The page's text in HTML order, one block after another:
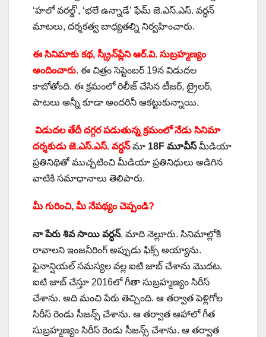
‘హలో వరల్డ్’, ‘భలే ఉన్నాడే’ ఫేమ్ జె.ఎస్.ఎస్. వర్ధన్
మాటలు, దర్శకత్వ బాధ్యతల్ని నిర్వహించారు.
ఈ సినిమాకు కథ, స్క్రీన్‌ప్లేని ఆర్.వి. సుబ్రహ్మణ్యం
అందించారు. ఈ చిత్రం సెప్టెంబర్ 19న విడుదల
కాబోతోంది. ఈ క్రమంలో రిలీజ్ చేసిన టీజర్, ట్రైలర్,
పాటలు అన్నీ కూడా అందరినీ ఆకట్టుకున్నాయి.
విడుదల తేదీ దగ్గర పడుతున్న క్రమంలో నేడు సినిమా
దర్శకుడు జె.ఎస్.ఎస్. వర్ధన్మా 18F మూవీస్మీడియా
ప్రతినిథితో ముచ్చటించి మీడియా ప్రతినిధులు అడిగిన
వాటికి సమాధానాలు తెలిపారు.
మీ గురించి, మీ నేపథ్యం చెప్పండి?
నా పేరు శివ సాయి వర్ధన్. మాది నెల్లూరు. సినిమాల్లోకి
రావాలని ఇంజనీరింగ్ అప్పుడు ఫిక్స్ అయ్యాను.
ఫైనాన్షియల్ సమస్యల వల్ల ఐటి జాబ్ చేశాను మొదట.
ఐటి జాబ్ చేస్తూ 2016లో గీతా సుబ్రహ్మణ్యం సిరీస్
చేశాను. అది మంచి పేరు తెచ్చింది. ఆ తర్వాత పెళ్లిగోల
సిరీస్ రెండు సీజన్స్ చేశాను. ఆ తర్వాత ఆహాలో గీత
సుబ్రహ్మణ్యం సిరీస్ రెండు సీజన్స్ చేశాను. ఆ తర్వాత